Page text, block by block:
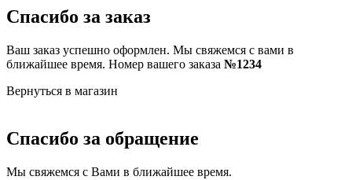
Спасибо за заказ
Ваш заказ успешно оформлен. Мы свяжемся с вами в
ближайшее время. Номер вашего заказа №1234
Вернуться в магазин
Спасибо за обращение
Мы свяжемся с Вами в ближайшее время.